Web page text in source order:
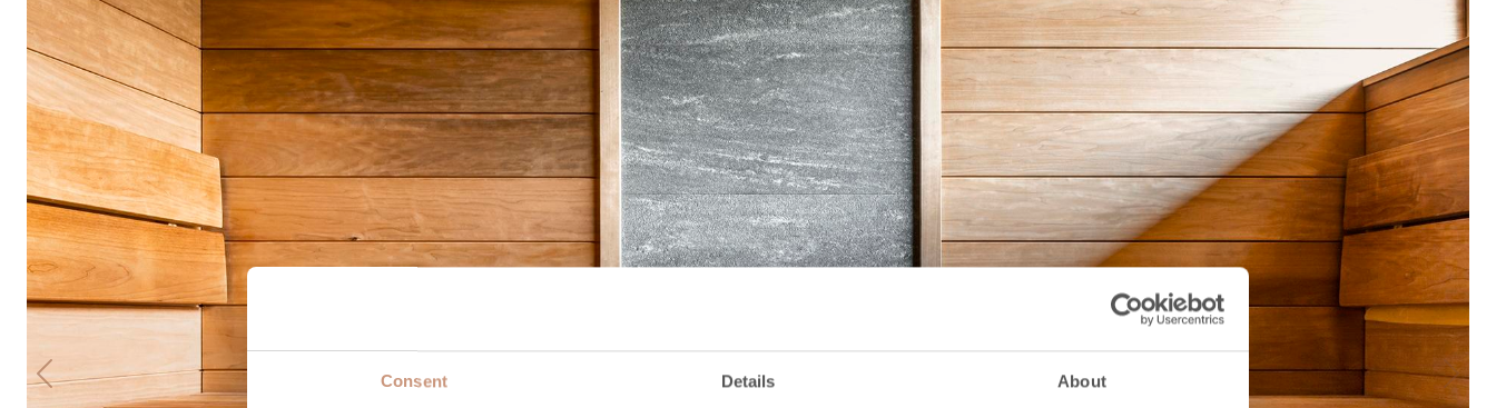
Consent Details About
Previous Next